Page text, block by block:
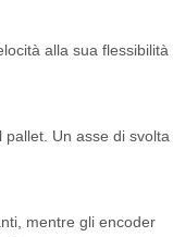
alla sua flessibilità
Un asse di svolta
mentre gli encoder